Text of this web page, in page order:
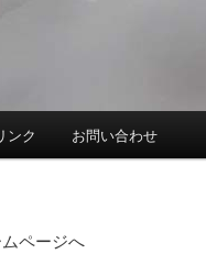
ンク お問い合わせ
ページへ